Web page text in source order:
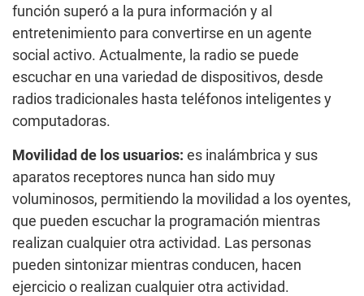
función superó a la pura información y al
entretenimiento para convertirse en un agente
social activo. Actualmente, la radio se puede
escuchar en una variedad de dispositivos, desde
radios tradicionales hasta teléfonos inteligentes y
computadoras.
Movilidad de los usuarios: es inalámbrica y sus
aparatos receptores nunca han sido muy
voluminosos, permitiendo la movilidad a los oyentes,
que pueden escuchar la programación mientras
realizan cualquier otra actividad. Las personas
pueden sintonizar mientras conducen, hacen
ejercicio o realizan cualquier otra actividad.